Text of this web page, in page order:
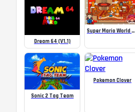
Dream 64 (V1.1)
Super Mario World NO MODO HARD
Sonic 2 Tag Team
Pokemon Clover